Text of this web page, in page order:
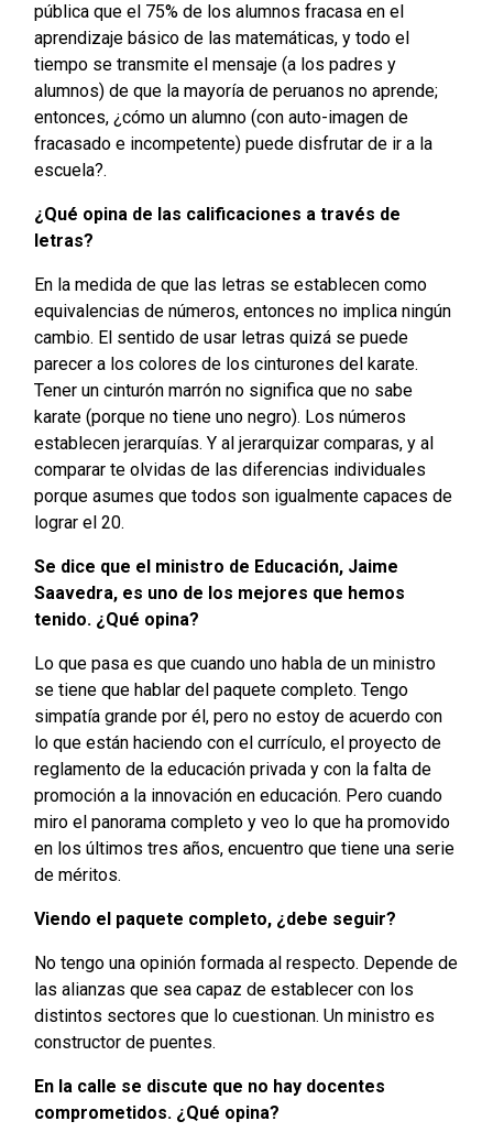
pública que el 75% de los alumnos fracasa en el
aprendizaje básico de las matemáticas, y todo el
tiempo se transmite el mensaje (a los padres y
alumnos) de que la mayoría de peruanos no aprende;
entonces, ¿cómo un alumno (con auto-imagen de
fracasado e incompetente) puede disfrutar de ir a la
escuela?.
¿Qué opina de las calificaciones a través de
letras?
En la medida de que las letras se establecen como
equivalencias de números, entonces no implica ningún
cambio. El sentido de usar letras quizá se puede
parecer a los colores de los cinturones del karate.
Tener un cinturón marrón no significa que no sabe
karate (porque no tiene uno negro). Los números
establecen jerarquías. Y al jerarquizar comparas, y al
comparar te olvidas de las diferencias individuales
porque asumes que todos son igualmente capaces de
lograr el 20.
Se dice que el ministro de Educación, Jaime
Saavedra, es uno de los mejores que hemos
tenido. ¿Qué opina?
Lo que pasa es que cuando uno habla de un ministro
se tiene que hablar del paquete completo. Tengo
simpatía grande por él, pero no estoy de acuerdo con
lo que están haciendo con el currículo, el proyecto de
reglamento de la educación privada y con la falta de
promoción a la innovación en educación. Pero cuando
miro el panorama completo y veo lo que ha promovido
en los últimos tres años, encuentro que tiene una serie
de méritos.
Viendo el paquete completo, ¿debe seguir?
No tengo una opinión formada al respecto. Depende de
las alianzas que sea capaz de establecer con los
distintos sectores que lo cuestionan. Un ministro es
constructor de puentes.
En la calle se discute que no hay docentes
comprometidos. ¿Qué opina?